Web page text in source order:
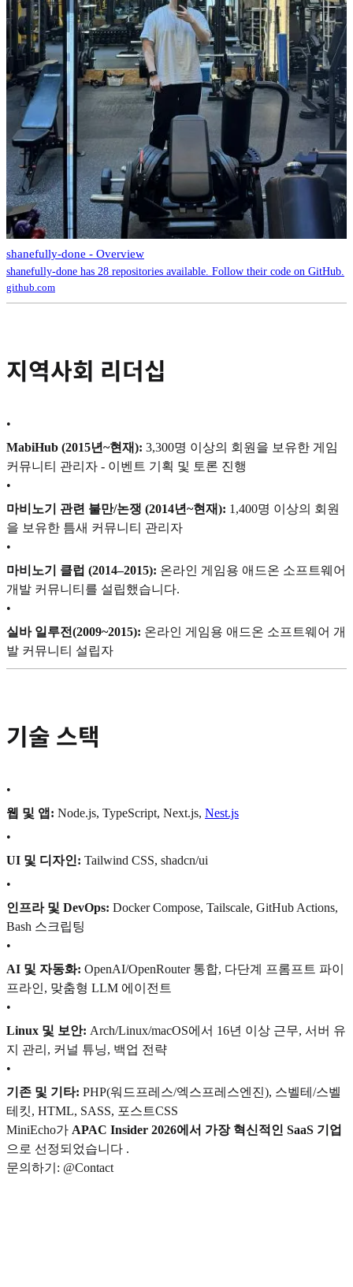
shanefully-done - Overview
shanefully-done has 28 repositories available. Follow their code on GitHub.
github.com
지역사회 리더십
•
MabiHub (2015년~현재): 3,300명 이상의 회원을 보유한 게임
커뮤니티 관리자 - 이벤트 기획 및 토론 진행
•
마비노기 관련 불만/논쟁 (2014년~현재): 1,400명 이상의 회원
을 보유한 틈새 커뮤니티 관리자
•
마비노기 클럽 (2014–2015): 온라인 게임용 애드온 소프트웨어
개발 커뮤니티를 설립했습니다.
•
실바 일루전(2009~2015): 온라인 게임용 애드온 소프트웨어 개
발 커뮤니티 설립자
기술 스택
•
웹 및 앱: Node.js, TypeScript, Next.js, Nest.js
•
UI 및 디자인: Tailwind CSS, shadcn/ui
•
인프라 및 DevOps: Docker Compose, Tailscale, GitHub Actions,
Bash 스크립팅
•
AI 및 자동화: OpenAI/OpenRouter 통합, 다단계 프롬프트 파이
프라인, 맞춤형 LLM 에이전트
•
Linux 및 보안: Arch/Linux/macOS에서 16년 이상 근무, 서버 유
지 관리, 커널 튜닝, 백업 전략
•
기존 및 기타: PHP(워드프레스/엑스프레스엔진), 스벨테/스벨
테킷, HTML, SASS, 포스트CSS
MiniEcho가 APAC Insider 2026에서 가장 혁신적인 SaaS 기업
으로 선정되었습니다 .
문의하기: @Contact